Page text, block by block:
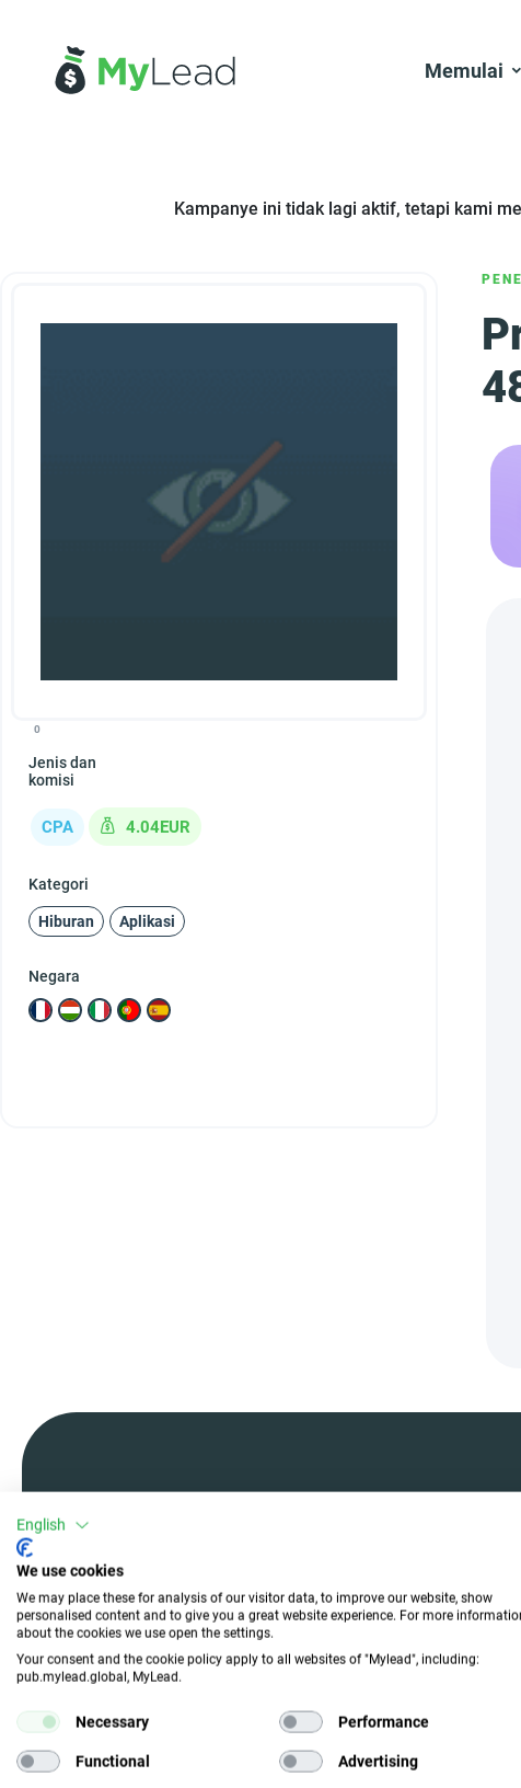
Memulai
Kampanye ini tidak lagi aktif, tetapi kami
0
Jenis dan
komisi
CPA 4.04EUR
Kategori
Hiburan Aplikasi
Negara
Bergabunglah dengan
kami dan pilih kampanye
yang sempurna
Jadilah salah satu pengguna MyLead
dan pilih dari kampanye yang paling
efektif. Ya, Anda membacanya
English
We use cookies
We may place these for analysis of our visitor data, to improve our website, show
personalised content and to give you a great website experience. For more
about the cookies we use open the settings.
Your consent and the cookie policy apply to all websites of "Mylead", including:
pub.mylead.global, MyLead.
Necessary Performance
Functional Advertising